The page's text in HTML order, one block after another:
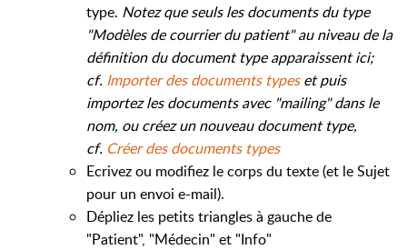
type. Notez queseuls les documents du type
"Modèles de courrier du patient" au niveau de la
définition du document type apparaissent ici;
cf. Importer des documents typeset puis
importez les documents avec "mailing" dans le
nom, ou créez un nouveau document type,
cf. Créer des documents types
Ecrivez ou modifiez le corps du texte (et le Sujet
pour un envoi e-mail).
Dépliez les petits triangles à gauche de
"Patient", "Médecin" et "Info"